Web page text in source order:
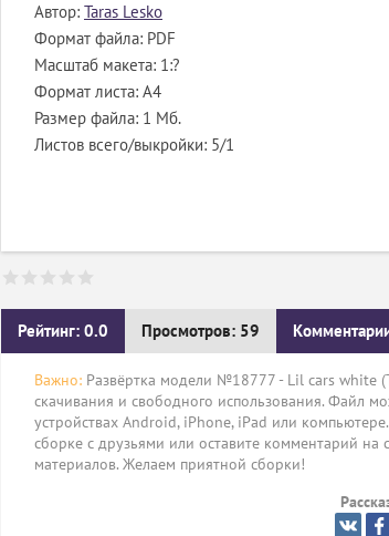
Автор: Taras Lesko
Формат файла: PDF
Масштаб макета: 1:?
Формат листа: А4
Размер файла: 1 Мб.
Листов всего/выкройки: 5/1
Рейтинг: 0.0 Просмотров: 59
Важно: Развёртка модели №18777 - Lil cars white
скачивания и свободного использования. Файл
устройствах Android, iPhone, iPad или
сборке с друзьями или оставите комментарий на
материалов. Желаем приятной сборки!